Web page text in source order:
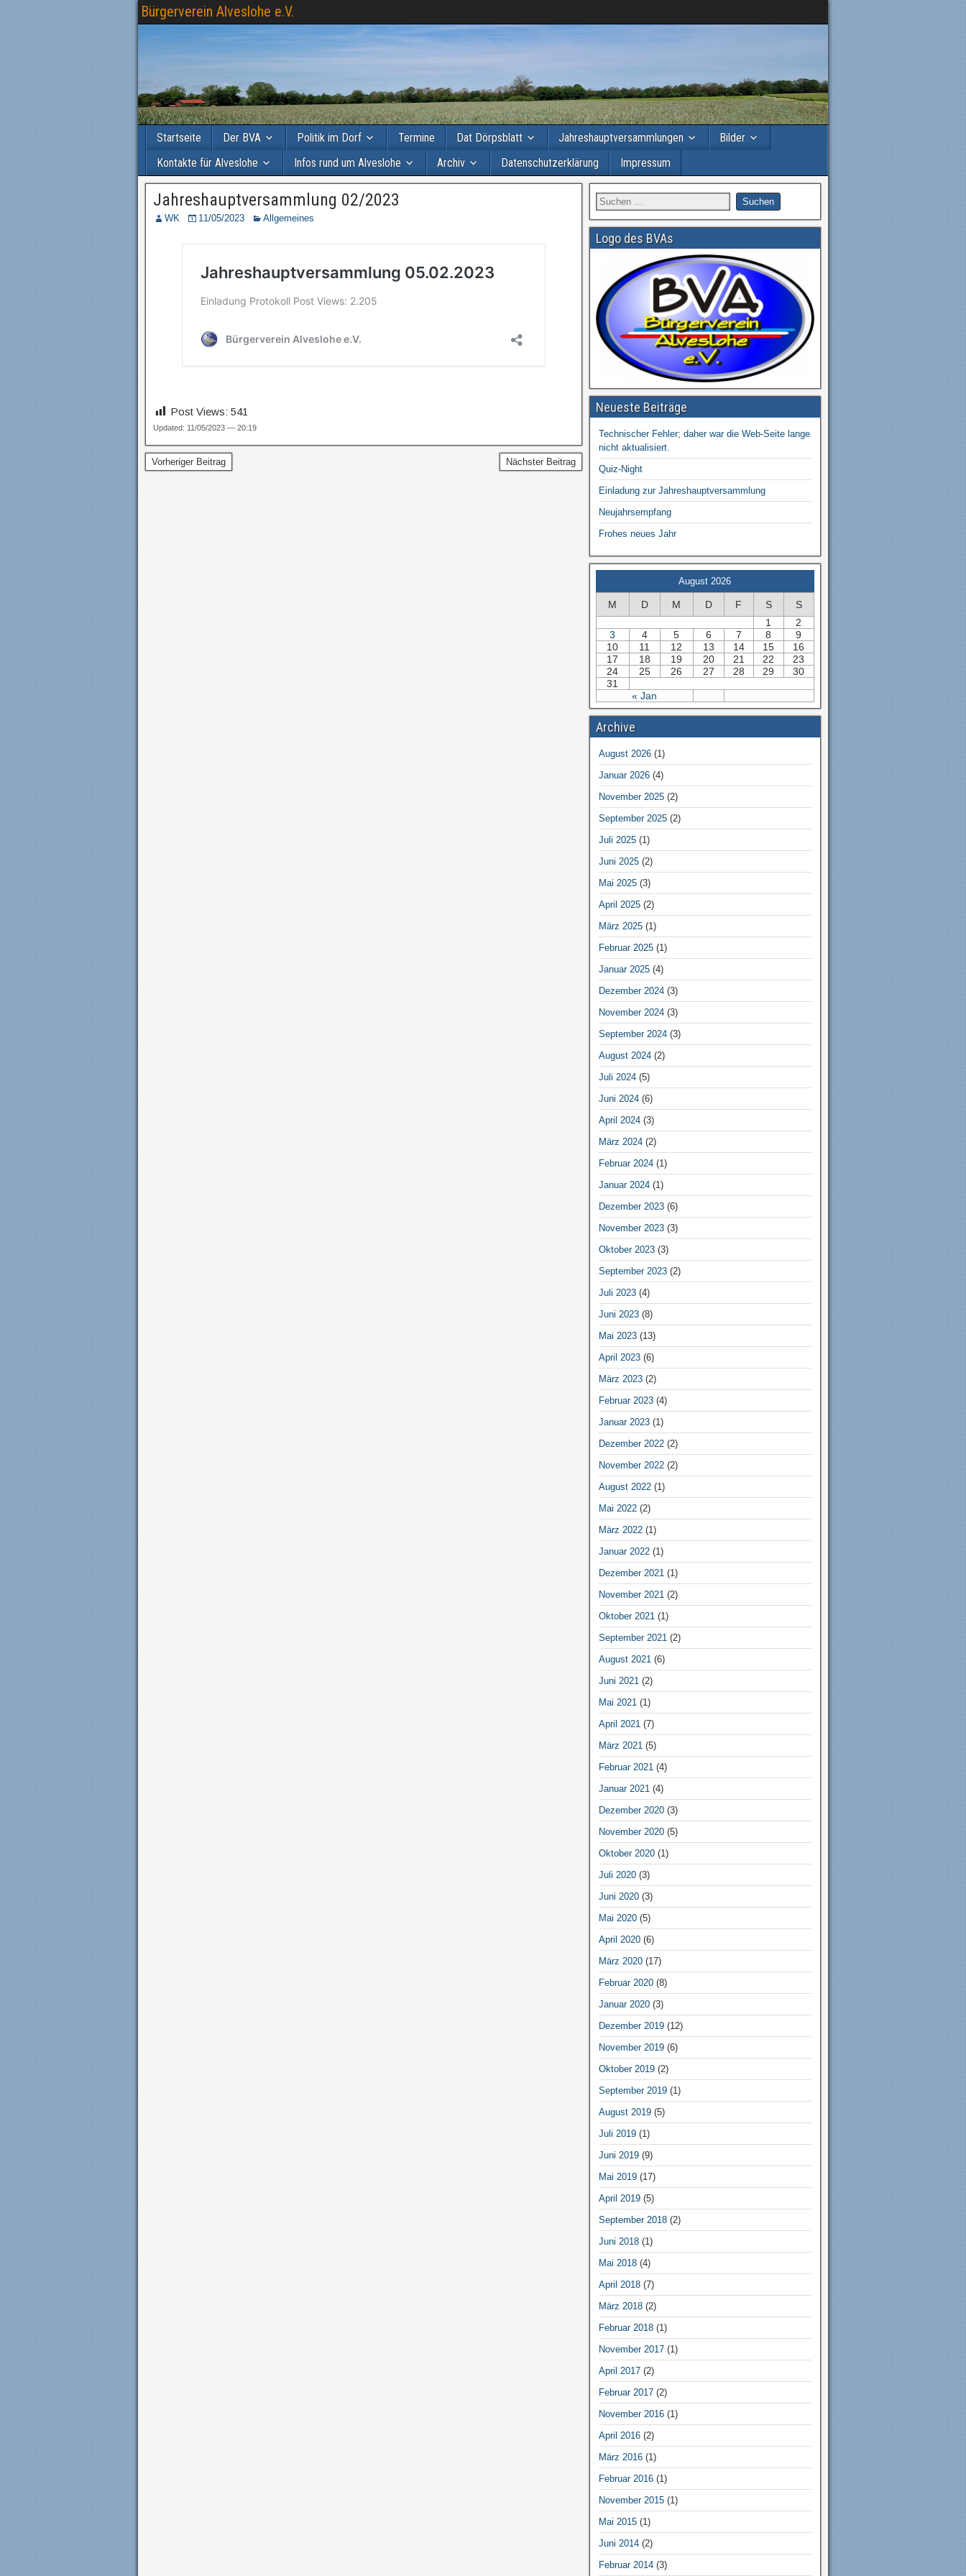
Bürgerverein Alveslohe e.V.
Startseite Der BVA Politik im Dorf Termine Dat Dörpsblatt Jahreshauptversammlungen
Bilder
Kontakte für Alveslohe
Infos rund um Alveslohe Archiv Datenschutzerklärung Impressum
Jahreshauptversammlung 02/2023
WK 11/05/2023 Allgemeines
Post Views: 541
Updated: 11/05/2023 — 20:19
Vorheriger Beitrag Nächster Beitrag
Logo des BVAs
Neueste Beiträge
Technischer Fehler; daher war die Web-Seite lange
nicht aktualisiert.
Quiz-Night
Einladung zur Jahreshauptversammlung
Neujahrsempfang
Frohes neues Jahr
August 2026
M D M D F S S
« Jan
1
2
3
4 5 6 7 8
9
10
11 12 13 14 15
16
17
18 19 20 21 22
23
24
25 26 27 28 29
30
31
Archive
August 2026(1)
Januar 2026(4)
November 2025(2)
September 2025(2)
Juli 2025(1)
Juni 2025(2)
Mai 2025(3)
April 2025(2)
März 2025(1)
Februar 2025(1)
Januar 2025(4)
Dezember 2024(3)
November 2024(3)
September 2024(3)
August 2024(2)
Juli 2024(5)
Juni 2024(6)
April 2024(3)
März 2024(2)
Februar 2024(1)
Januar 2024(1)
Dezember 2023(6)
November 2023(3)
Oktober 2023(3)
September 2023(2)
Juli 2023(4)
Juni 2023(8)
Mai 2023(13)
April 2023(6)
März 2023(2)
Februar 2023(4)
Januar 2023(1)
Dezember 2022(2)
November 2022(2)
August 2022(1)
Mai 2022(2)
März 2022(1)
Januar 2022(1)
Dezember 2021 (1)
November 2021 (2)
Oktober 2021 (1)
September 2021 (2)
August 2021 (6)
Juni 2021 (2)
Mai 2021 (1)
April 2021 (7)
März 2021 (5)
Februar 2021 (4)
Januar 2021 (4)
Dezember 2020(3)
November 2020(5)
Oktober 2020(1)
Juli 2020(3)
Juni 2020(3)
Mai 2020(5)
April 2020(6)
März 2020(17)
Februar 2020(8)
Januar 2020(3)
Dezember 2019(12)
November 2019(6)
Oktober 2019(2)
September 2019(1)
August 2019(5)
Juli 2019(1)
Juni 2019(9)
Mai 2019(17)
April 2019(5)
September 2018(2)
Juni 2018(1)
Mai 2018(4)
April 2018(7)
März 2018(2)
Februar 2018(1)
November 2017(1)
April 2017(2)
Februar 2017(2)
November 2016(1)
April 2016(2)
März 2016(1)
Februar 2016(1)
November 2015(1)
Mai 2015(1)
Juni 2014(2)
Februar 2014(3)